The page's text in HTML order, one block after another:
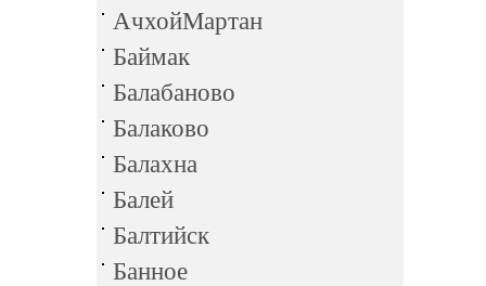
АчхойМартан
Баймак
Балабаново
Балаково
Балахна
Балей
Балтийск
Банное